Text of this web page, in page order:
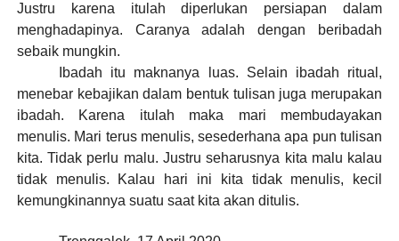
Justru karena itulah diperlukan persiapan dalam
menghadapinya. Caranya adalah dengan beribadah
sebaik mungkin.
Ibadah itu maknanya luas. Selain ibadah ritual,
menebar kebajikan dalam bentuk tulisan juga merupakan
ibadah. Karena itulah maka mari membudayakan
menulis. Mari terus menulis, sesederhana apa pun tulisan
kita. Tidak perlu malu. Justru seharusnya kita malu kalau
tidak menulis. Kalau hari ini kita tidak menulis, kecil
kemungkinannya suatu saat kita akan ditulis.